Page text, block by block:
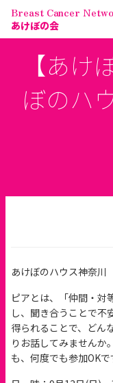
Breast Cancer
あけぼの会
【あけ
ぼのハ
あけぼのハウス神奈川
ピアとは、「仲間・対
し、聞き合うことで不
得られることで、どん
りお話してみませんか
も、何度でも参加OKで